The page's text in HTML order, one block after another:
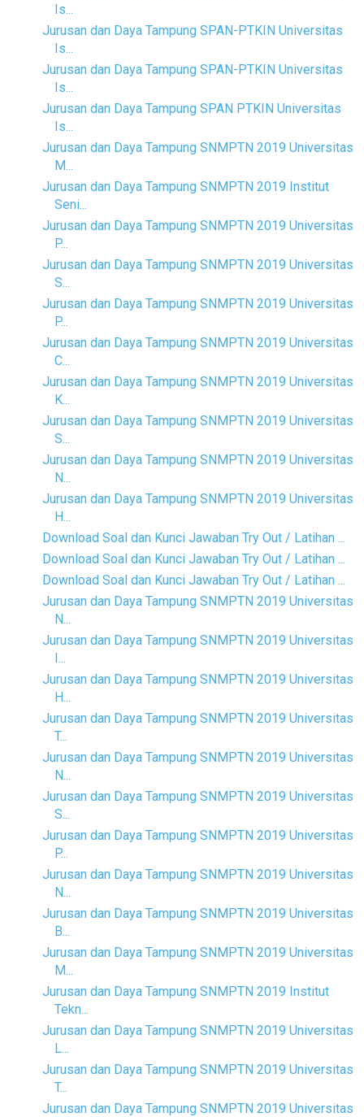
Is...
Jurusan dan Daya Tampung SPAN-PTKIN Universitas
Is...
Jurusan dan Daya Tampung SPAN-PTKIN Universitas
Is...
Jurusan dan Daya Tampung SPAN PTKIN Universitas
Is...
Jurusan dan Daya Tampung SNMPTN 2019 Universitas
M...
Jurusan dan Daya Tampung SNMPTN 2019 Institut
Seni...
Jurusan dan Daya Tampung SNMPTN 2019 Universitas
P...
Jurusan dan Daya Tampung SNMPTN 2019 Universitas
S...
Jurusan dan Daya Tampung SNMPTN 2019 Universitas
P...
Jurusan dan Daya Tampung SNMPTN 2019 Universitas
C...
Jurusan dan Daya Tampung SNMPTN 2019 Universitas
K...
Jurusan dan Daya Tampung SNMPTN 2019 Universitas
S...
Jurusan dan Daya Tampung SNMPTN 2019 Universitas
N...
Jurusan dan Daya Tampung SNMPTN 2019 Universitas
H...
Download Soal dan Kunci Jawaban Try Out / Latihan ...
Download Soal dan Kunci Jawaban Try Out / Latihan ...
Download Soal dan Kunci Jawaban Try Out / Latihan ...
Jurusan dan Daya Tampung SNMPTN 2019 Universitas
N...
Jurusan dan Daya Tampung SNMPTN 2019 Universitas
I...
Jurusan dan Daya Tampung SNMPTN 2019 Universitas
H...
Jurusan dan Daya Tampung SNMPTN 2019 Universitas
T...
Jurusan dan Daya Tampung SNMPTN 2019 Universitas
N...
Jurusan dan Daya Tampung SNMPTN 2019 Universitas
S...
Jurusan dan Daya Tampung SNMPTN 2019 Universitas
P...
Jurusan dan Daya Tampung SNMPTN 2019 Universitas
N...
Jurusan dan Daya Tampung SNMPTN 2019 Universitas
B...
Jurusan dan Daya Tampung SNMPTN 2019 Universitas
M...
Jurusan dan Daya Tampung SNMPTN 2019 Institut
Tekn...
Jurusan dan Daya Tampung SNMPTN 2019 Universitas
L...
Jurusan dan Daya Tampung SNMPTN 2019 Universitas
T...
Jurusan dan Daya Tampung SNMPTN 2019 Universitas